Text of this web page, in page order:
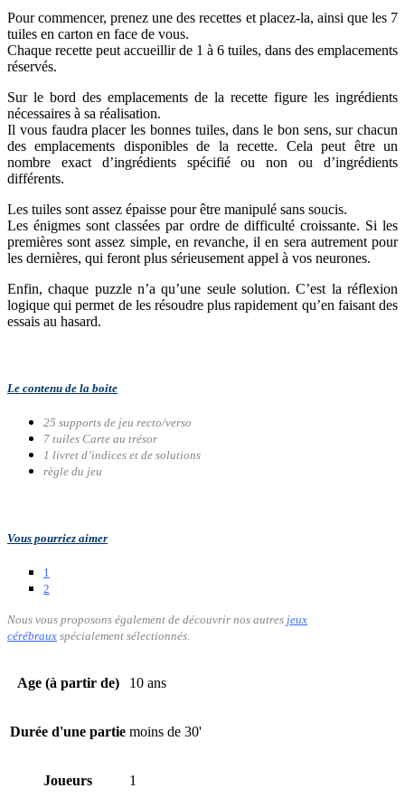
Pour commencer, prenez une des recettes et placez-la, ainsi que les 7
tuiles en carton en face de vous.
Chaque recette peut accueillir de 1 à 6 tuiles, dans des emplacements
réservés.
Sur le bord des emplacements de la recette figure les ingrédients
nécessaires à sa réalisation.
Il vous faudra placer les bonnes tuiles, dans le bon sens, sur chacun
des emplacements disponibles de la recette. Cela peut être un
nombre exact d’ingrédients spécifié ou non ou d’ingrédients
différents.
Les tuiles sont assez épaisse pour être manipulé sans soucis.
Les énigmes sont classées par ordre de difficulté croissante. Si les
premières sont assez simple, en revanche, il en sera autrement pour
les dernières, qui feront plus sérieusement appel à vos neurones.
Enfin, chaque puzzle n’a qu’une seule solution. C’est la réflexion
logique qui permet de les résoudre plus rapidement qu’en faisant des
essais au hasard.
Le contenu de la boite
25 supports de jeu recto/verso
7 tuiles Carte au trésor
1 livret d’indices et de solutions
règle du jeu
Vous pourriez aimer
1
2
Nous vous proposons également de découvrir nos autres jeux
cérébraux spécialement sélectionnés.
Age (à partir de) 10 ans
Durée d'une partie moins de 30'
Joueurs 1